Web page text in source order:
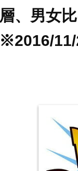
層、男女
※2016/11/